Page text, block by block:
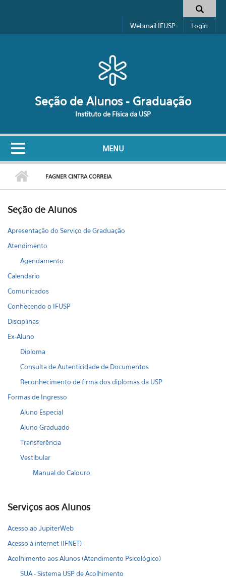
Formulário de busca
Webmail IFUSP Login
Seção de Alunos - Graduação
Instituto de Física da USP
MENU
FAGNER CINTRA CORREIA
Seção de Alunos
Apresentação do Serviço de Graduação
Atendimento
Agendamento
Calendario
Comunicados
Conhecendo o IFUSP
Disciplinas
Ex-Aluno
Diploma
Consulta de Autenticidade de Documentos
Reconhecimento de firma dos diplomas da USP
Formas de Ingresso
Aluno Especial
Aluno Graduado
Transferência
Vestibular
Manual do Calouro
Serviços aos Alunos
Acesso ao JupiterWeb
Acesso à internet (IFNET)
Acolhimento aos Alunos (Atendimento Psicológico)
SUA - Sistema USP de Acolhimento